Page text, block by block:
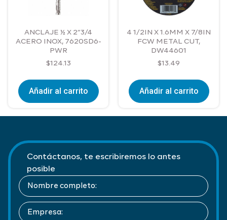
ANCLAJE ½ X 2”3/4
ACERO INOX, 7620SD6-
PWR
$124.13
Añadir al carrito
4 1/2IN X 1.6MM X 7/8IN
FCW METAL CUT,
DW44601
$13.49
Añadir al carrito
Contáctanos, te escribiremos lo antes
posible